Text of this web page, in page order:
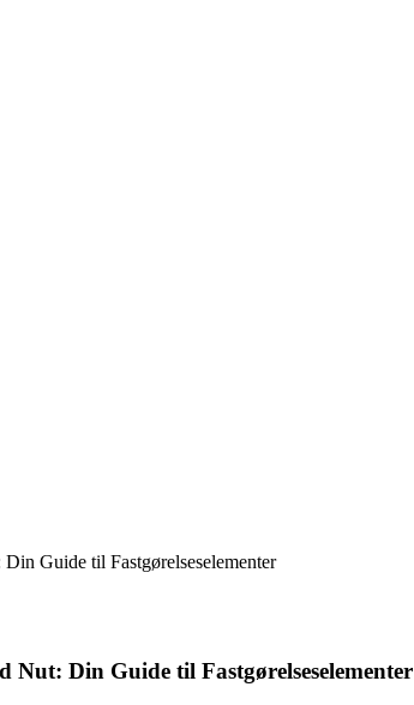
Guide til Fastgørelseselementer
Din Guide til Fastgørelseselementer